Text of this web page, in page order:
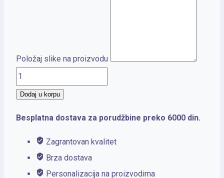
Položaj slike na proizvodu
STRAIGHT
količina
Dodaj u korpu
Besplatna dostava za porudžbine preko 6000 din.
Zagrantovan kvalitet
Brza dostava
Personalizacija na proizvodima